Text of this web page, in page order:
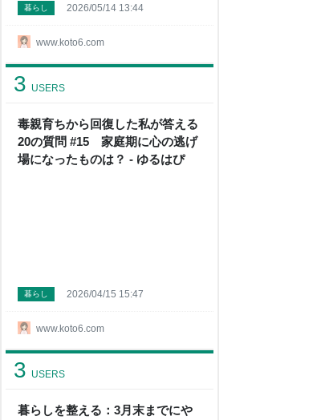
www.koto6.com
暮らし 2026/05/14 13:44
毒親育ちから回復した私が答える
20の質問 #15 家庭期に心の逃げ
場になったものは？ - ゆるはぴ
3 USERS
www.koto6.com
暮らし 2026/04/15 15:47
暮らしを整える：3月末までにや
3 USERS